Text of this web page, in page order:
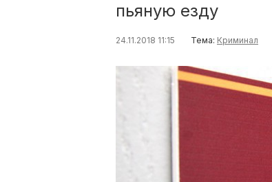
пьяную езду
24.11.2018 11:15 Тема: Криминал